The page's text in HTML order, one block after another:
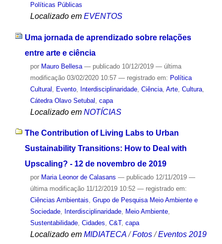
Políticas Públicas
Localizado em EVENTOS
Uma jornada de aprendizado sobre relações
entre arte e ciência
por Mauro Bellesa — publicado10/12/2019 — última
modificação03/02/2020 10:57 — registrado em: Política
Cultural
Evento, Interdisciplinaridade, Ciência, Arte, Cultura,
Cátedra Olavo Setubal capa
Localizado em NOTÍCIAS
The Contribution of Living Labs to Urban
Sustainability Transitions: How to Deal with
Upscaling? - 12 de novembro de 2019
por Maria Leonor de Calasans — publicado12/11/2019 —
última modificação11/12/2019 10:52 — registrado em:
Ciências Ambientais, Grupo de Pesquisa Meio Ambiente e
Sociedade, Interdisciplinaridade, Meio Ambiente,
Sustentabilidade, Cidades, C&T, capa
Localizado em MIDIATECA /Fotos /Eventos 2019